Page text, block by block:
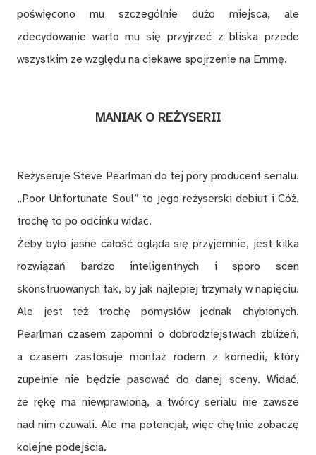
poświęcono mu szczególnie dużo miejsca, ale
zdecydowanie warto mu się przyjrzeć z bliska przede
wszystkim ze względu na ciekawe spojrzenie na Emmę.
MANIAK O REŻYSERII
Reżyseruje Steve Pearlman do tej pory producent serialu.
„Poor Unfortunate Soul” to jego reżyserski debiut i Cóż,
trochę to po odcinku widać.
Żeby było jasne całość ogląda się przyjemnie, jest kilka
rozwiązań bardzo inteligentnych i sporo scen
skonstruowanych tak, by jak najlepiej trzymały w napięciu.
Ale jest też trochę pomysłów jednak chybionych.
Pearlman czasem zapomni o dobrodziejstwach zbliżeń,
a czasem zastosuje montaż rodem z komedii, który
zupełnie nie będzie pasować do danej sceny. Widać,
że rękę ma niewprawioną, a twórcy serialu nie zawsze
nad nim czuwali. Ale ma potencjał, więc chętnie zobaczę
kolejne podejścia.